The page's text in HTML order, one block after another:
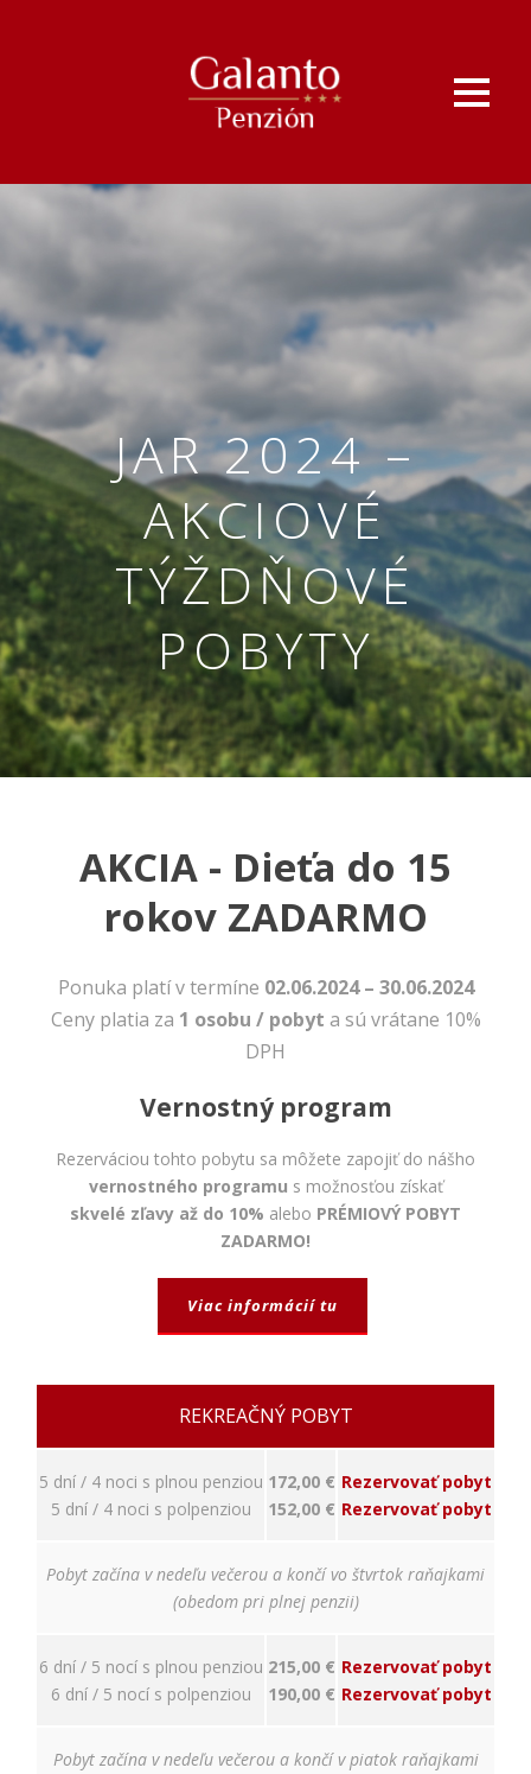
JAR 2024 –
AKCIOVÉ
TÝŽDŇOVÉ
POBYTY
AKCIA - Dieťa do 15
rokov ZADARMO
Ponuka platí v termíne 02.06.2024 – 30.06.2024
Ceny platia za 1 osobu / pobyt a sú vrátane 10%
DPH
Vernostný program
Rezerváciou tohto pobytu sa môžete zapojiť do nášho
vernostného programu s možnosťou získať
skvelé zľavy až do 10% alebo PRÉMIOVÝ POBYT
ZADARMO!
Viac informácií tu
REKREAČNÝ POBYT
5 dní / 4 noci s plnou penziou
5 dní / 4 noci s polpenziou
172,00 €
152,00 €
Rezervovať pobyt
Rezervovať pobyt
Pobyt začína v nedeľu večerou a končí vo štvrtok raňajkami
(obedom pri plnej penzii)
6 dní / 5 nocí s plnou penziou
6 dní / 5 nocí s polpenziou
215,00 €
190,00 €
Rezervovať pobyt
Rezervovať pobyt
Pobyt začína v nedeľu večerou a končí v piatok raňajkami
Nevyhnutné
Tieto cookies
nevyhnutné
fungovanie
našej webovej
stránky.
alebo
predvyplnenie
formulárov.
Bez týchto
funkčnosti
oprávnený
záujem
Pomáhajú
návštevníci
používajú
mohli